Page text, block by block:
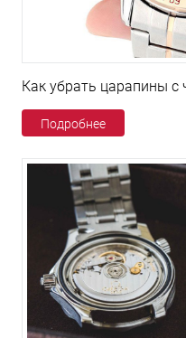
Как убрать царапины с
Подробнее